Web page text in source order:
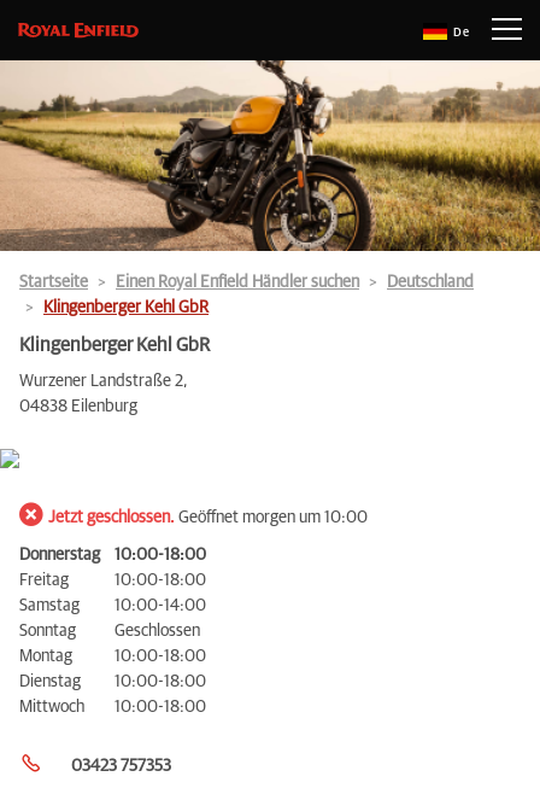
De
Startseite Einen Royal Enfield Händler suchen
Deutschland
Klingenberger Kehl GbR
Klingenberger Kehl GbR
Wurzener Landstraße 2,
04838 Eilenburg
Jetzt geschlossen. Geöffnet morgen um 10:00
Donnerstag
10:00-18:00
Freitag
10:00-18:00
Samstag
10:00-14:00
Sonntag
Geschlossen
Montag
10:00-18:00
Dienstag
10:00-18:00
Mittwoch
10:00-18:00
03423 757353